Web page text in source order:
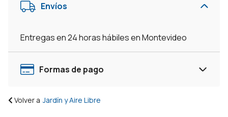
Envíos
Entregas en 24 horas hábiles en Montevideo
Formas de pago
Volver a Jardín y Aire Libre